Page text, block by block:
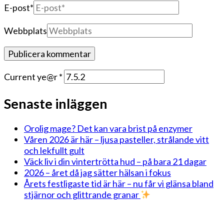
E-post*
Webbplats
Current ye@r*
Senaste inläggen
Orolig mage? Det kan vara brist på enzymer
Våren 2026 är här – ljusa pasteller, strålande vitt
och lekfullt gult
Väck liv i din vintertrötta hud – på bara 21 dagar
2026 – året då jag sätter hälsan i fokus
Årets festligaste tid är här – nu får vi glänsa bland
stjärnor och glittrande granar